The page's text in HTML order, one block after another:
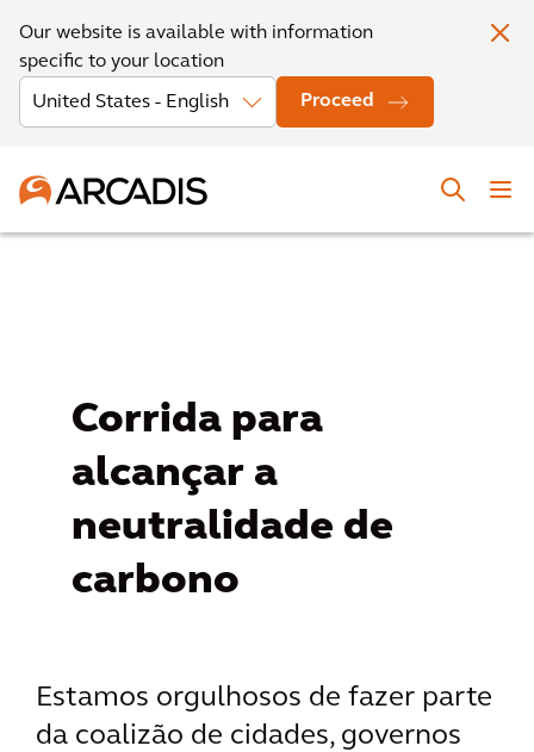
Our website is available with information
specific to your location
Proceed
Corrida para
alcançar a
neutralidade de
carbono
Estamos orgulhosos de fazer parte
da coalizão de cidades, governos